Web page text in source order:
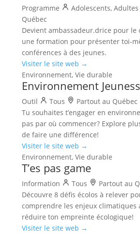
Programme Adolescents, Adultes
Québec
Devient ambassadeur.drice pour le
une formation pour présenter toi-
conférences à des jeunes.
Visiter le site web →
Environnement, Vie durable
Environnement
Outil Tous
Partout au Québec
Tu souhaites t’engager en
pas par où commencer? Explore
de faire une différence!
Visiter le site web →
Environnement, Vie durable
T’es pas game
Information Tous
Partout au
Découvre 8 défis écolos à relever
comprendre les enjeux climatiques
réduire ton empreinte écologique!
Visiter le site web →